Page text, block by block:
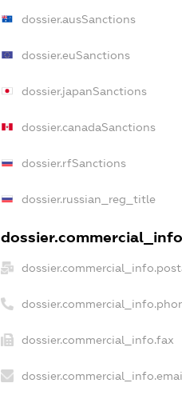
dossier.ausSanctions
dossier.euSanctions
dossier.japanSanctions
dossier.canadaSanctions
dossier.rfSanctions
dossier.russian_reg_title
dossier.commercial_info.fax